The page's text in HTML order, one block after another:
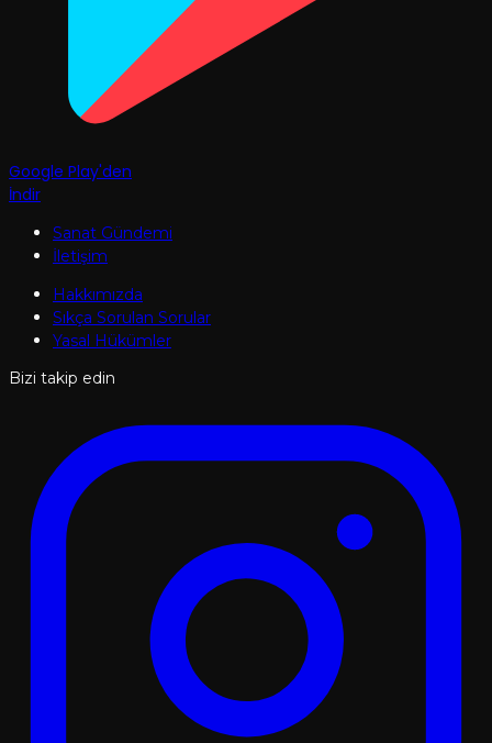
Google Play'den
İndir
Sanat Gündemi
İletişim
Hakkımızda
Sıkça Sorulan Sorular
Yasal Hükümler
Bizi takip edin